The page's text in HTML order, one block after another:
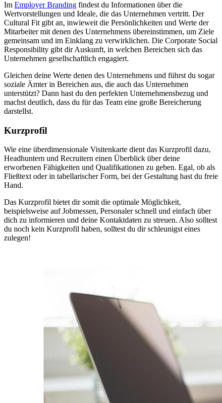
Im Employer Branding findest du Informationen über die
Wertvorstellungen und Ideale, die das Unternehmen vertritt. Der
Cultural Fit gibt an, inwieweit die Persönlichkeiten und Werte der
Mitarbeiter mit denen des Unternehmens übereinstimmen, um Ziele
gemeinsam und im Einklang zu verwirklichen. Die Corporate Social
Responsibility gibt dir Auskunft, in welchen Bereichen sich das
Unternehmen gesellschaftlich engagiert.
Gleichen deine Werte denen des Unternehmens und führst du sogar
soziale Ämter in Bereichen aus, die auch das Unternehmen
unterstützt? Dann hast du den perfekten Unternehmensbezug und
machst deutlich, dass du für das Team eine große Bereicherung
darstellst.
Kurzprofil
Wie eine überdimensionale Visitenkarte dient das Kurzprofil dazu,
Headhuntern und Recruitern einen Überblick über deine
erworbenen Fähigkeiten und Qualifikationen zu geben. Egal, ob als
Fließtext oder in tabellarischer Form, bei der Gestaltung hast du freie
Hand.
Das Kurzprofil bietet dir somit die optimale Möglichkeit,
beispielsweise auf Jobmessen, Personaler schnell und einfach über
dich zu informieren und deine Kontaktdaten zu streuen. Also solltest
du noch kein Kurzprofil haben, solltest du dir schleunigst eines
zulegen!